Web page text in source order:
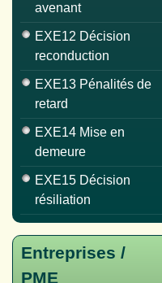
avenant
EXE12 Décision
reconduction
EXE13 Pénalités de
retard
EXE14 Mise en
demeure
EXE15 Décision
résiliation
Entreprises /
PME